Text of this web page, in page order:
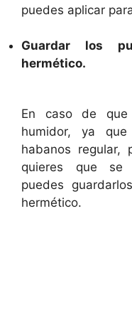
puedes aplicar
Guardar los
hermético.
En caso de
humidor, ya
habanos regular,
quieres que se
puedes
hermético.